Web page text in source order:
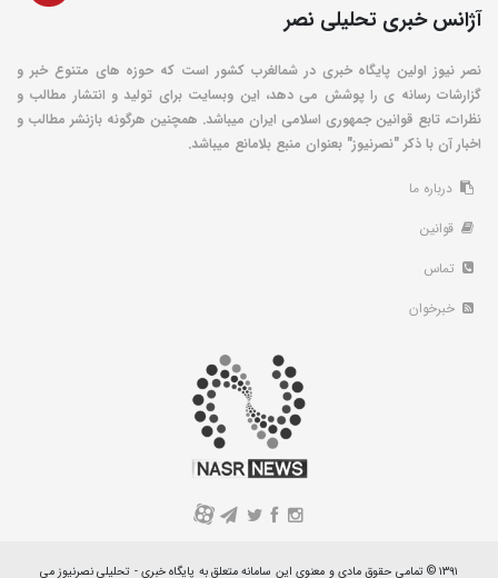
آژانس خبری تحلیلی نصر
نصر نیوز اولین پایگاه خبری در شمالغرب کشور است که حوزه های متنوع خبر و
گزارشات رسانه ی را پوشش می دهد، این وبسایت برای تولید و انتشار مطالب و
نظرات، تابع قوانین جمهوری اسلامی ایران میباشد. همچنین هرگونه بازنشر مطالب و
اخبار آن با ذکر "نصرنیوز" بعنوان منبع بلامانع میباشد.
درباره ما
قوانین
تماس
خبرخوان
A
۱۳۹۱ © تمامی حقوق مادی و معنوی این سامانه متعلق به پایگاه خبری - تحلیلی نصرنیوز می